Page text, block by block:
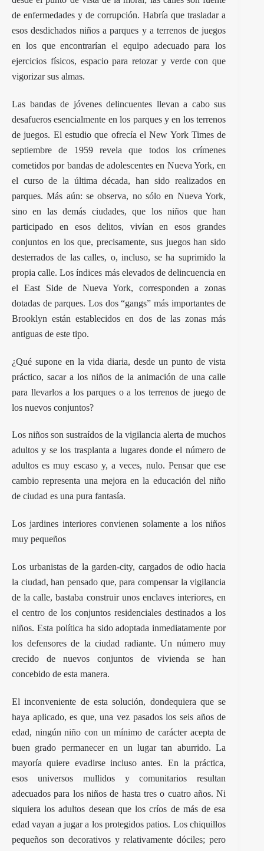
de enfermedades y de corrupción. Habría que trasladar a
esos desdichados niños a parques y a terrenos de juegos
en los que encontrarían el equipo adecuado para los
ejercicios físicos, espacio para retozar y verde con que
vigorizar sus almas.
Las bandas de jóvenes delincuentes llevan a cabo sus
desafueros esencialmente en los parques y en los terrenos
de juegos. El estudio que ofrecía el New York Times de
septiembre de 1959 revela que todos los crímenes
cometidos por bandas de adolescentes en Nueva York, en
el curso de la última década, han sido realizados en
parques. Más aún: se observa, no sólo en Nueva York,
sino en las demás ciudades, que los niños que han
participado en esos delitos, vivían en esos grandes
conjuntos en los que, precisamente, sus juegos han sido
desterrados de las calles, o, incluso, se ha suprimido la
propia calle. Los índices más elevados de delincuencia en
el East Side de Nueva York, corresponden a zonas
dotadas de parques. Los dos “gangs” más importantes de
Brooklyn están establecidos en dos de las zonas más
antiguas de este tipo.
¿Qué supone en la vida diaria, desde un punto de vista
práctico, sacar a los niños de la animación de una calle
para llevarlos a los parques o a los terrenos de juego de
los nuevos conjuntos?
Los niños son sustraídos de la vigilancia alerta de muchos
adultos y se los trasplanta a lugares donde el número de
adultos es muy escaso y, a veces, nulo. Pensar que ese
cambio representa una mejora en la educación del niño
de ciudad es una pura fantasía.
Los jardines interiores convienen solamente a los niños
muy pequeños
Los urbanistas de la garden-city, cargados de odio hacia
la ciudad, han pensado que, para compensar la vigilancia
de la calle, bastaba construir unos enclaves interiores, en
el centro de los conjuntos residenciales destinados a los
niños. Esta política ha sido adoptada inmediatamente por
los defensores de la ciudad radiante. Un número muy
crecido de nuevos conjuntos de vivienda se han
concebido de esta manera.
El inconveniente de esta solución, dondequiera que se
haya aplicado, es que, una vez pasados los seis años de
edad, ningún niño con un mínimo de carácter acepta de
buen grado permanecer en un lugar tan aburrido. La
mayoría quiere evadirse incluso antes. En la práctica,
esos universos mullidos y comunitarios resultan
adecuados para los niños de hasta tres o cuatro años. Ni
siquiera los adultos desean que los críos de más de esa
edad vayan a jugar a los protegidos patios. Los chiquillos
pequeños son decorativos y relativamente dóciles; pero